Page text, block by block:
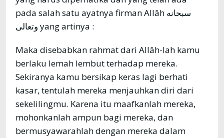
pada salah satu ayatnya firman Allâh سبحانه
وتعالى yang artinya :
Maka disebabkan rahmat dari Allâh-lah kamu
berlaku lemah lembut terhadap mereka.
Sekiranya kamu bersikap keras lagi berhati
kasar, tentulah mereka menjauhkan diri dari
sekelilingmu. Karena itu maafkanlah mereka,
mohonkanlah ampun bagi mereka, dan
bermusyawarahlah dengan mereka dalam